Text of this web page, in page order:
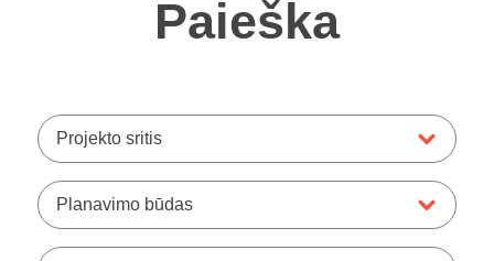
Paieška
Projekto sritis
Planavimo būdas